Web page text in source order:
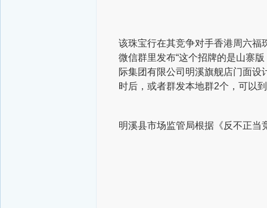
该珠宝行在其竞争对手香港周六福
微信群里发布“这个招牌的是山寨
际集团有限公司明溪旗舰店门面设
时后，或者群发本地群2个，可以
明溪县市场监管局根据《反不正当